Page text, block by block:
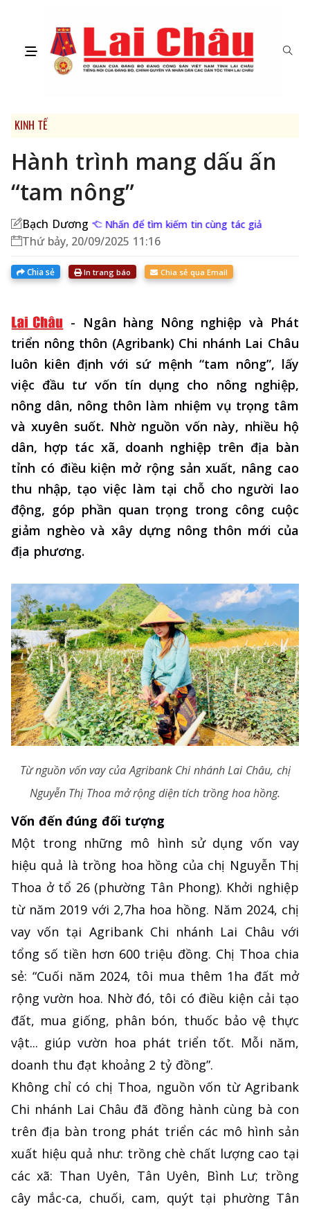
KINH TẾ
Hành trình mang dấu ấn
“tam nông”
Bạch Dương Nhấn để tìm kiếm tin cùng tác giả
Thứ bảy, 20/09/2025 11:16
Chia sẻ In trang báo Chia sẻ qua Email
- Ngân hàng Nông nghiệp và Phát
triển nông thôn (Agribank) Chi nhánh Lai Châu
luôn kiên định với sứ mệnh “tam nông”, lấy
việc đầu tư vốn tín dụng cho nông nghiệp,
nông dân, nông thôn làm nhiệm vụ trọng tâm
và xuyên suốt. Nhờ nguồn vốn này, nhiều hộ
dân, hợp tác xã, doanh nghiệp trên địa bàn
tỉnh có điều kiện mở rộng sản xuất, nâng cao
thu nhập, tạo việc làm tại chỗ cho người lao
động, góp phần quan trọng trong công cuộc
giảm nghèo và xây dựng nông thôn mới của
địa phương.
Từ nguồn vốn vay của Agribank Chi nhánh Lai Châu, chị
Nguyễn Thị Thoa mở rộng diện tích trồng hoa hồng.
Vốn đến đúng đối tượng
Một trong những mô hình sử dụng vốn vay
hiệu quả là trồng hoa hồng của chị Nguyễn Thị
Thoa ở tổ 26 (phường Tân Phong). Khởi nghiệp
từ năm 2019 với 2,7ha hoa hồng. Năm 2024, chị
vay vốn tại Agribank Chi nhánh Lai Châu với
tổng số tiền hơn 600 triệu đồng. Chị Thoa chia
sẻ: “Cuối năm 2024, tôi mua thêm 1ha đất mở
rộng vườn hoa. Nhờ đó, tôi có điều kiện cải tạo
đất, mua giống, phân bón, thuốc bảo vệ thực
vật... giúp vườn hoa phát triển tốt. Mỗi năm,
doanh thu đạt khoảng 2 tỷ đồng”.
Không chỉ có chị Thoa, nguồn vốn từ Agribank
Chi nhánh Lai Châu đã đồng hành cùng bà con
trên địa bàn trong phát triển các mô hình sản
xuất hiệu quả như: trồng chè chất lượng cao tại
các xã: Than Uyên, Tân Uyên, Bình Lư; trồng
cây mắc-ca, chuối, cam, quýt tại phường Tân